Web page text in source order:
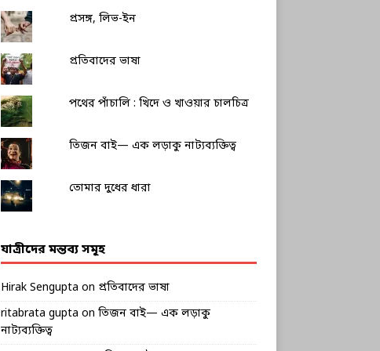
প্রসঙ্গ, লিভ-ইন
প্রতিবাদের ভাষা
পথের পাঁচালি : খিদে ও খাওয়ার চালচিত্র
তিজন বাই— এক লড়াকু নাট্যব্যক্তিত্ব
তোমার দুধের ধারা
যাত্রীদের মন্তব্য সমূহ
Hirak Sengupta on প্রতিবাদের ভাষা
ritabrata gupta on তিজন বাই— এক লড়াকু
নাট্যব্যক্তিত্ব